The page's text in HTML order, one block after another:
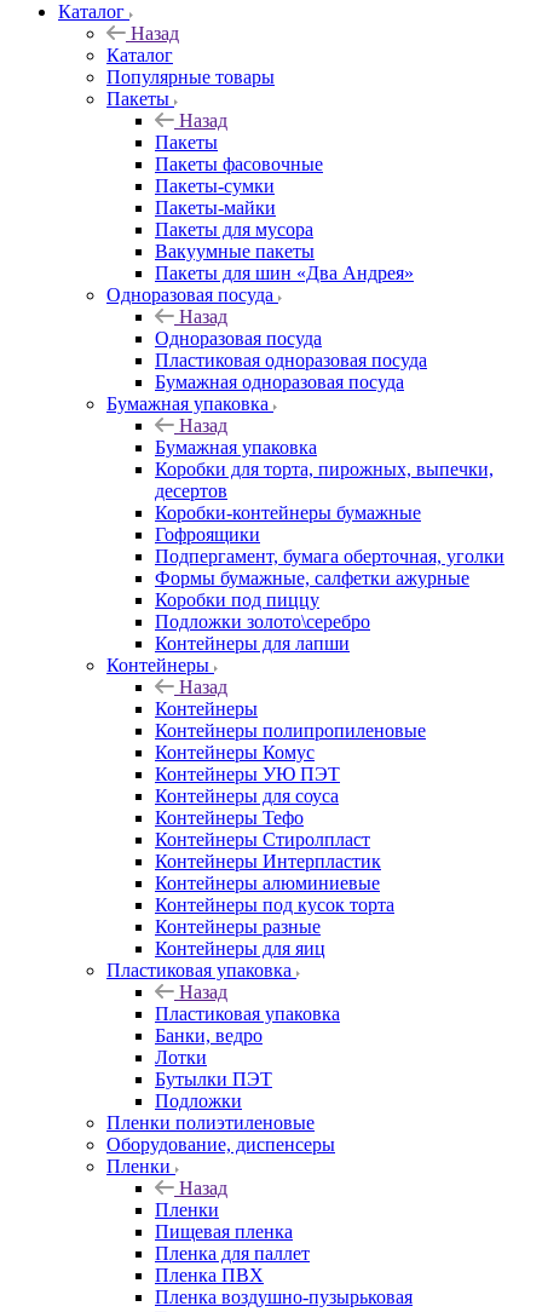
Каталог
Назад
Каталог
Популярные товары
Пакеты
Назад
Пакеты
Пакеты фасовочные
Пакеты-сумки
Пакеты-майки
Пакеты для мусора
Вакуумные пакеты
Пакеты для шин «Два Андрея»
Одноразовая посуда
Назад
Одноразовая посуда
Пластиковая одноразовая посуда
Бумажная одноразовая посуда
Бумажная упаковка
Назад
Бумажная упаковка
Коробки для торта, пирожных, выпечки,
десертов
Коробки-контейнеры бумажные
Гофроящики
Подпергамент, бумага оберточная, уголки
Формы бумажные, салфетки ажурные
Коробки под пиццу
Подложки золото\серебро
Контейнеры для лапши
Контейнеры
Назад
Контейнеры
Контейнеры полипропиленовые
Контейнеры Комус
Контейнеры УЮ ПЭТ
Контейнеры для соуса
Контейнеры Тефо
Контейнеры Стиролпласт
Контейнеры Интерпластик
Контейнеры алюминиевые
Контейнеры под кусок торта
Контейнеры разные
Контейнеры для яиц
Пластиковая упаковка
Назад
Пластиковая упаковка
Банки, ведро
Лотки
Бутылки ПЭТ
Подложки
Пленки полиэтиленовые
Оборудование, диспенсеры
Пленки
Назад
Пленки
Пищевая пленка
Пленка для паллет
Пленка ПВХ
Пленка воздушно-пузырьковая